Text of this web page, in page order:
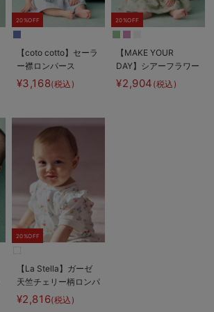
20%OFF
【coto cotto】セーラ
ー襟ロンパース
¥3,168(税込)
20%OFF
【MAKE YOUR
DAY】シアーフラワー
ロンパース
¥2,904 (税込)
20%OFF
【La Stella】ガーゼ
天竺チェリー柄ロンパ
ース
¥2,816(税込)